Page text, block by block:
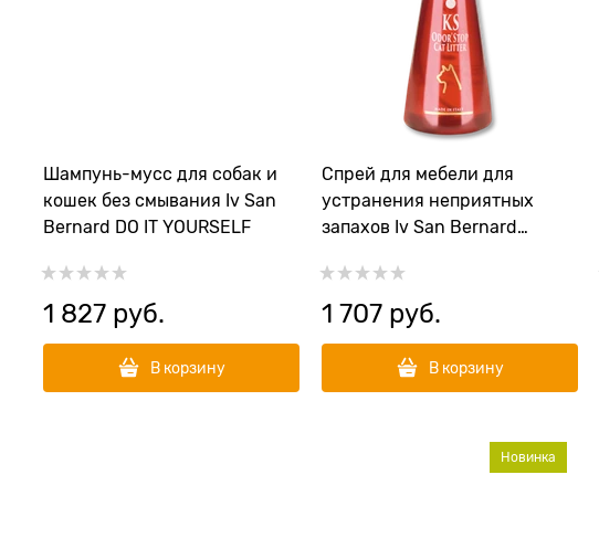
Шампунь-мусс для собак и
кошек без смывания Iv San
Bernard DO IT YOURSELF
1 827 руб.
В корзину
Спрей для мебели для
устранения неприятных
запахов Iv San Bernard
1 707 руб.
В корзину
Новинка